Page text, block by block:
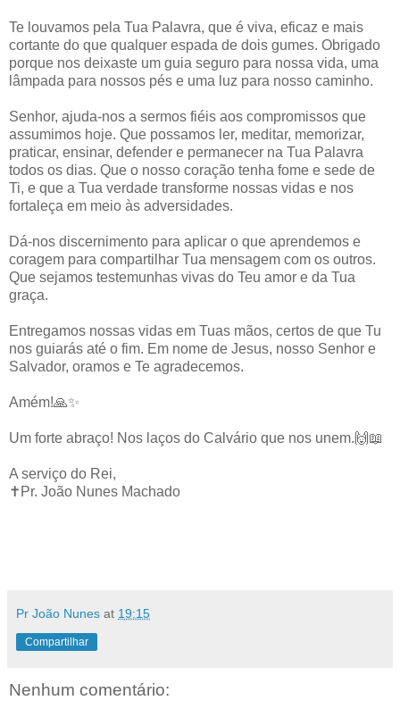
Te louvamos pela Tua Palavra, que é viva, eficaz e mais
cortante do que qualquer espada de dois gumes. Obrigado
porque nos deixaste um guia seguro para nossa vida, uma
lâmpada para nossos pés e uma luz para nosso caminho.
Senhor, ajuda-nos a sermos fiéis aos compromissos que
assumimos hoje. Que possamos ler, meditar, memorizar,
praticar, ensinar, defender e permanecer na Tua Palavra
todos os dias. Que o nosso coração tenha fome e sede de
Ti, e que a Tua verdade transforme nossas vidas e nos
fortaleça em meio às adversidades.
Dá-nos discernimento para aplicar o que aprendemos e
coragem para compartilhar Tua mensagem com os outros.
Que sejamos testemunhas vivas do Teu amor e da Tua
graça.
Entregamos nossas vidas em Tuas mãos, certos de que Tu
nos guiarás até o fim. Em nome de Jesus, nosso Senhor e
Salvador, oramos e Te agradecemos.
Amém!🙏✨
Um forte abraço! Nos laços do Calvário que nos unem.🙌📖
A serviço do Rei,
✝️Pr. João Nunes Machado
Pr João Nunes at 19:15
Compartilhar
Nenhum comentário: